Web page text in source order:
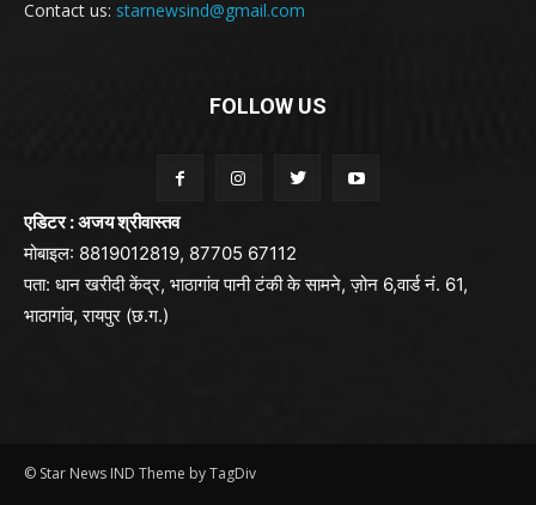
Contact us: starnewsind@gmail.com
FOLLOW US
एडिटर : अजय श्रीवास्तव
मोबाइल: 8819012819, 87705 67112
पता: धान खरीदी केंद्र, भाठागांव पानी टंकी के सामने, ज़ोन 6,वार्ड नं. 61,
भाठागांव, रायपुर (छ.ग.)
© Star News IND Theme by TagDiv